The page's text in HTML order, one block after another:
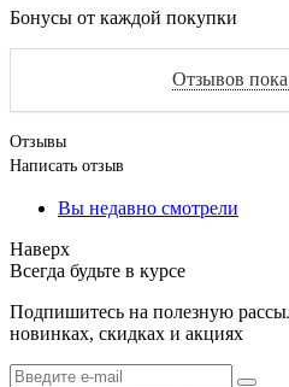
Бонусы от каждой покупки
Отзывов
Отзывы
Написать отзыв
Вы недавно смотрели
Наверх
Всегда будьте в курсе
Подпишитесь на полезную
новинках, скидках и акциях